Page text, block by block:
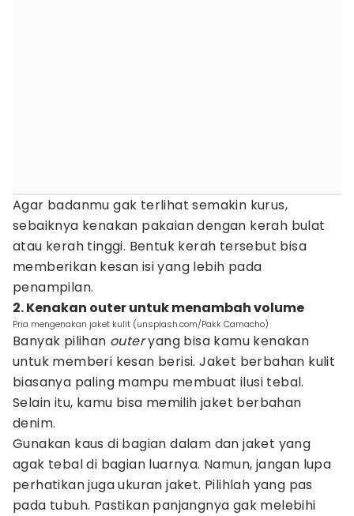
Agar badanmu gak terlihat semakin kurus,
sebaiknya kenakan pakaian dengan kerah bulat
atau kerah tinggi. Bentuk kerah tersebut bisa
memberikan kesan isi yang lebih pada
penampilan.
2. Kenakan outer untuk menambah volume
Pria mengenakan jaket kulit (unsplash.com/Pakk Camacho)
Banyak pilihan outeryang bisa kamu kenakan
untuk memberi kesan berisi. Jaket berbahan kulit
biasanya paling mampu membuat ilusi tebal.
Selain itu, kamu bisa memilih jaket berbahan
denim.
Gunakan kaus di bagian dalam dan jaket yang
agak tebal di bagian luarnya. Namun, jangan lupa
perhatikan juga ukuran jaket. Pilihlah yang pas
pada tubuh. Pastikan panjangnya gak melebihi